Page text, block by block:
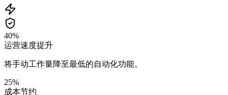
40%
运营速度提升
将手动工作量降至最低的自动化功能。
25%
成本节约